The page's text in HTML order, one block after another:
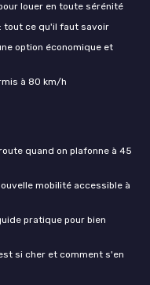
louer en toute sérénité
tout ce qu'il faut savoir
option économique et
à 80 km/h
quand on plafonne à 45
mobilité accessible à
pratique pour bien
si cher et comment s'en